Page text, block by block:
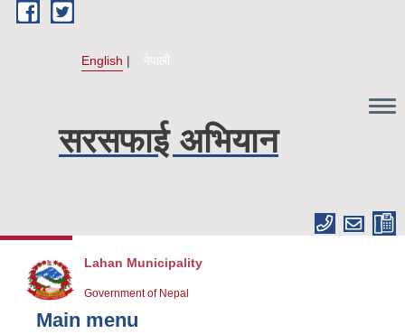
Skip to main content
English नेपाली
सरसफाई अभियान
Lahan Municipality
Government of Nepal
Main menu